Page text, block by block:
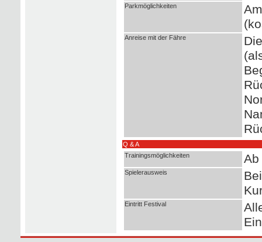
Parkmöglichkeiten
Anreise mit der Fähre
Q & A
Trainingsmöglichkeiten
Ab
Spielerausweis
Eintritt Festival